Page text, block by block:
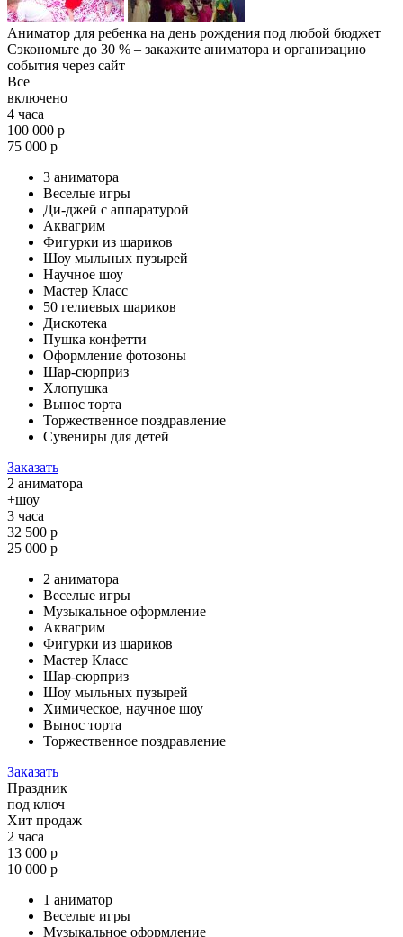
Аниматор для ребенка на день рождения под любой бюджет
Сэкономьте до 30 % – закажите аниматора и организацию
события через сайт
Все
включено
4 часа
100 000 р
75 000 р
3 аниматора
Веселые игры
Ди-джей с аппаратурой
Аквагрим
Фигурки из шариков
Шоу мыльных пузырей
Научное шоу
Мастер Класс
50 гелиевых шариков
Дискотека
Пушка конфетти
Оформление фотозоны
Шар-сюрприз
Хлопушка
Вынос торта
Торжественное поздравление
Сувениры для детей
Заказать
2 аниматора
+шоу
3 часа
32 500 р
25 000 р
2 аниматора
Веселые игры
Музыкальное оформление
Аквагрим
Фигурки из шариков
Мастер Класс
Шар-сюрприз
Шоу мыльных пузырей
Химическое, научное шоу
Вынос торта
Торжественное поздравление
Заказать
Праздник
под ключ
Хит продаж
2 часа
13 000 р
10 000 р
1 аниматор
Веселые игры
Музыкальное оформление